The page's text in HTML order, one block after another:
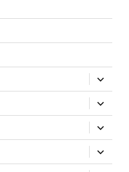
amplia
el
menú
fill
amplia
el
menú
fill
amplia
el
menú
fill
amplia
el
menú